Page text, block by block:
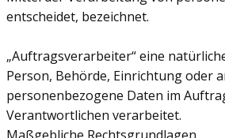
entscheidet, bezeichnet.
„Auftragsverarbeiter“ eine
Person, Behörde, Einrichtung oder
personenbezogene Daten im
Verantwortlichen verarbeitet.